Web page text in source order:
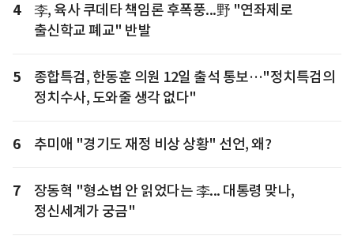
4
李, 육사 쿠데타 책임론 후폭풍...野 "연좌제로
출신학교 폐교" 반발
5
종합특검, 한동훈 의원 12일 출석 통보…"정치특검의
정치수사, 도와줄 생각 없다"
6 추미애 "경기도 재정 비상 상황" 선언, 왜?
7
장동혁 "형소법 안 읽었다는 李... 대통령 맞나,
정신세계가 궁금"